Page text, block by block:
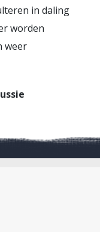
in daling
worden
weer